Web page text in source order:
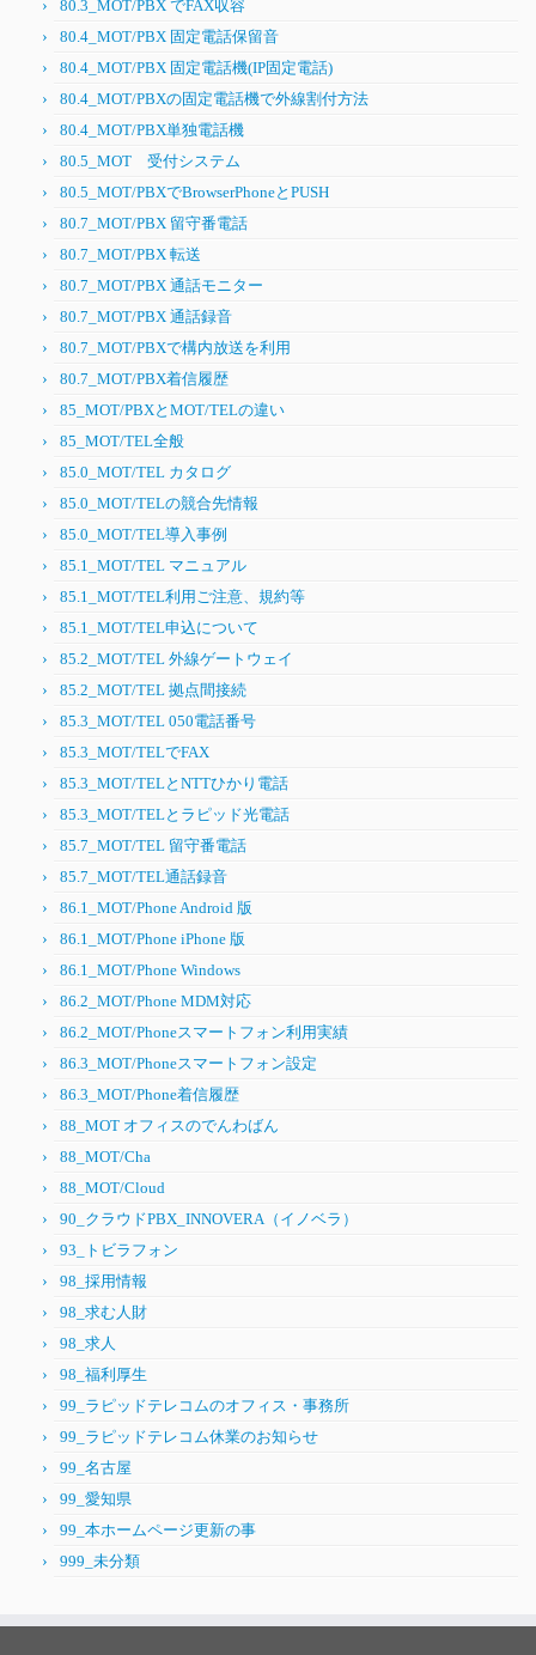
80.3_MOT/PBX でFAX収容
80.4_MOT/PBX 固定電話保留音
80.4_MOT/PBX 固定電話機(IP固定電話)
80.4_MOT/PBXの固定電話機で外線割付方法
80.4_MOT/PBX単独電話機
80.5_MOT 受付システム
80.5_MOT/PBXでBrowserPhoneとPUSH
80.7_MOT/PBX 留守番電話
80.7_MOT/PBX 転送
80.7_MOT/PBX 通話モニター
80.7_MOT/PBX 通話録音
80.7_MOT/PBXで構内放送を利用
80.7_MOT/PBX着信履歴
85_MOT/PBXとMOT/TELの違い
85_MOT/TEL全般
85.0_MOT/TEL カタログ
85.0_MOT/TELの競合先情報
85.0_MOT/TEL導入事例
85.1_MOT/TEL マニュアル
85.1_MOT/TEL利用ご注意、規約等
85.1_MOT/TEL申込について
85.2_MOT/TEL 外線ゲートウェイ
85.2_MOT/TEL 拠点間接続
85.3_MOT/TEL 050電話番号
85.3_MOT/TELでFAX
85.3_MOT/TELとNTTひかり電話
85.3_MOT/TELとラピッド光電話
85.7_MOT/TEL 留守番電話
85.7_MOT/TEL通話録音
86.1_MOT/Phone Android 版
86.1_MOT/Phone iPhone 版
86.1_MOT/Phone Windows
86.2_MOT/Phone MDM対応
86.2_MOT/Phoneスマートフォン利用実績
86.3_MOT/Phoneスマートフォン設定
86.3_MOT/Phone着信履歴
88_MOT オフィスのでんわばん
88_MOT/Cha
88_MOT/Cloud
90_クラウドPBX_INNOVERA（イノベラ）
93_トビラフォン
98_採用情報
98_求む人財
98_求人
98_福利厚生
99_ラピッドテレコムのオフィス・事務所
99_ラピッドテレコム休業のお知らせ
99_名古屋
99_愛知県
99_本ホームページ更新の事
999_未分類